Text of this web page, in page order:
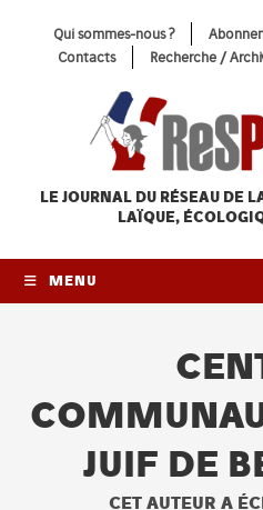
Qui sommes-nous ?
Contacts
Recherche /
LE JOURNAL DU RÉSEAU DE
LAÏQUE,
MENU
JUIF DE
CET AUTEUR A